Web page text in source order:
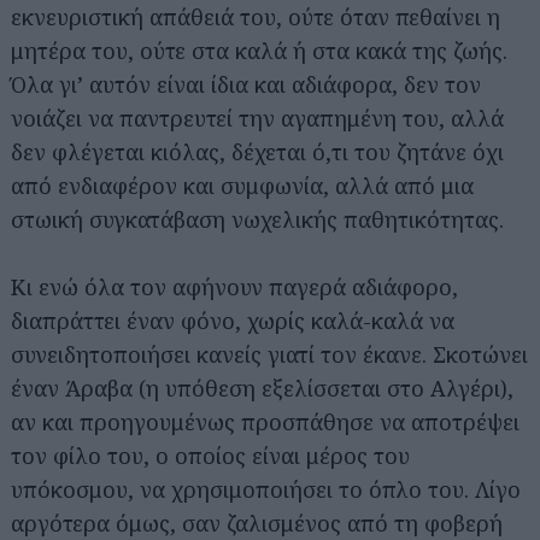
εκνευριστική απάθειά του, ούτε όταν πεθαίνει η
μητέρα του, ούτε στα καλά ή στα κακά της ζωής.
Όλα γι’ αυτόν είναι ίδια και αδιάφορα, δεν τον
νοιάζει να παντρευτεί την αγαπημένη του, αλλά
δεν φλέγεται κιόλας, δέχεται ό,τι του ζητάνε όχι
από ενδιαφέρον και συμφωνία, αλλά από μια
στωική συγκατάβαση νωχελικής παθητικότητας.
Κι ενώ όλα τον αφήνουν παγερά αδιάφορο,
διαπράττει έναν φόνο, χωρίς καλά-καλά να
συνειδητοποιήσει κανείς γιατί τον έκανε. Σκοτώνει
έναν Άραβα (η υπόθεση εξελίσσεται στο Αλγέρι),
αν και προηγουμένως προσπάθησε να αποτρέψει
τον φίλο του, ο οποίος είναι μέρος του
υπόκοσμου, να χρησιμοποιήσει το όπλο του. Λίγο
αργότερα όμως, σαν ζαλισμένος από τη φοβερή